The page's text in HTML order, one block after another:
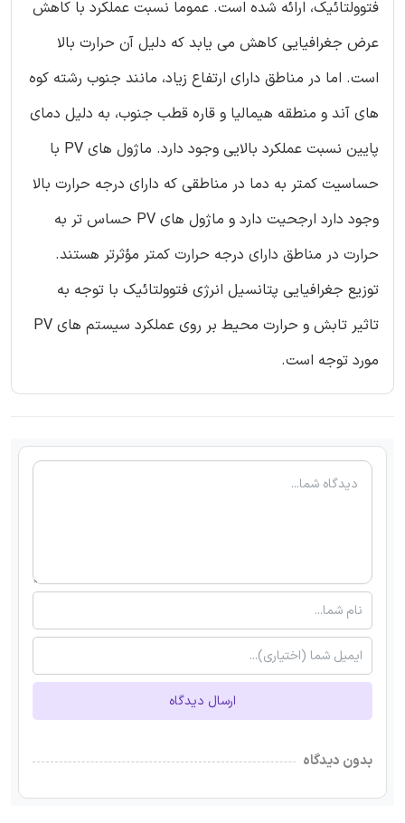
فتوولتائیک، ارائه شده است. عموما نسبت عملکرد با کاهش
عرض جغرافیایی کاهش می یابد که دلیل آن حرارت بالا
است. اما در مناطق دارای ارتفاع زیاد، مانند جنوب رشته کوه
های آند و منطقه هیمالیا و قاره قطب جنوب، به دلیل دمای
پایین نسبت عملکرد بالایی وجود دارد. ماژول های PV با
حساسیت کمتر به دما در مناطقی که دارای درجه حرارت بالا
وجود دارد ارجحیت دارد و ماژول های PV حساس تر به
حرارت در مناطق دارای درجه حرارت کمتر مؤثرتر هستند.
توزیع جغرافیایی پتانسیل انرژی فتوولتائیک با توجه به
تاثیر تابش و حرارت محیط بر روی عملکرد سیستم های PV
مورد توجه است.
ارسال دیدگاه
بدون دیدگاه